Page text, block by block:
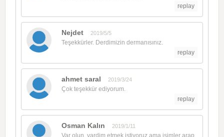
replay
Nejdet 2019/5/5
Teşekkürler. Derdimizin dermanısınız.
replay
ahmet saral 2019/3/24
Çok teşekkür ediyorum.
replay
Osman Kalın 2019/1/11
Var olun, yardim etmek istiyoruz ama isimler arap